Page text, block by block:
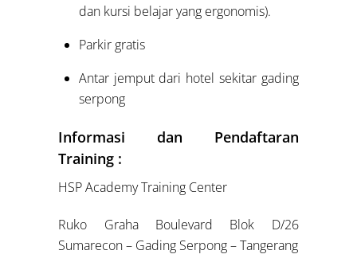
dan kursi belajar yang ergonomis).
Parkir gratis
Antar jemput dari hotel sekitar gading
serpong
Informasi dan Pendaftaran
Training :
HSP Academy Training Center
Ruko Graha Boulevard Blok D/26
Sumarecon – Gading Serpong – Tangerang